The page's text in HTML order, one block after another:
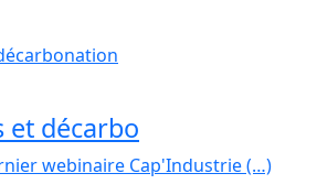
et décarbo
webinaire Cap'Industrie (…)